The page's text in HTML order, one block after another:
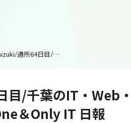
mizuki/通所64日目/千葉のIT・Web・デザイン就労継続支援B型あいのてOne＆Only IT 日報
/千葉のIT・Web
＆Only IT 日報